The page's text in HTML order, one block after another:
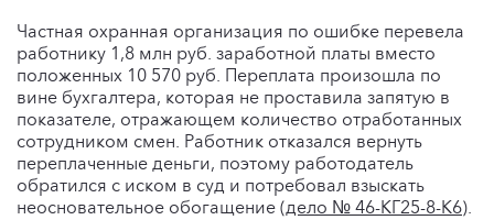
Частная охранная организация по ошибке перевела
работнику 1,8 млн руб. заработной платы вместо
положенных 10 570 руб. Переплата произошла по
вине бухгалтера, которая не проставила запятую в
показателе, отражающем количество отработанных
сотрудником смен. Работник отказался вернуть
переплаченные деньги, поэтому работодатель
обратился с иском в суд и потребовал взыскать
неосновательное обогащение (дело № 46-КГ25-8-К6).